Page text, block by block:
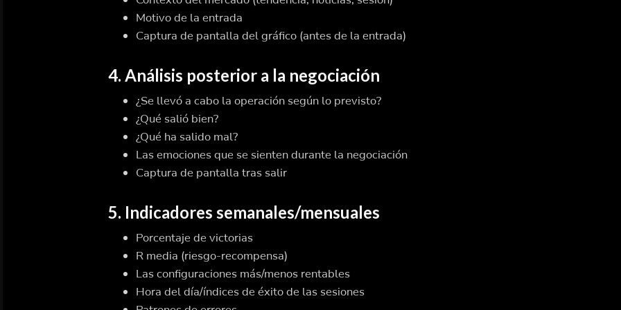
Motivo de la entrada
Captura de pantalla del gráfico (antes de la entrada)
4. Análisis posterior a la negociación
¿Se llevó a cabo la operación según lo previsto?
¿Qué salió bien?
¿Qué ha salido mal?
Las emociones que se sienten durante la negociación
Captura de pantalla tras salir
5. Indicadores semanales/mensuales
Porcentaje de victorias
R media (riesgo-recompensa)
Las configuraciones más/menos rentables
Hora del día/índices de éxito de las sesiones